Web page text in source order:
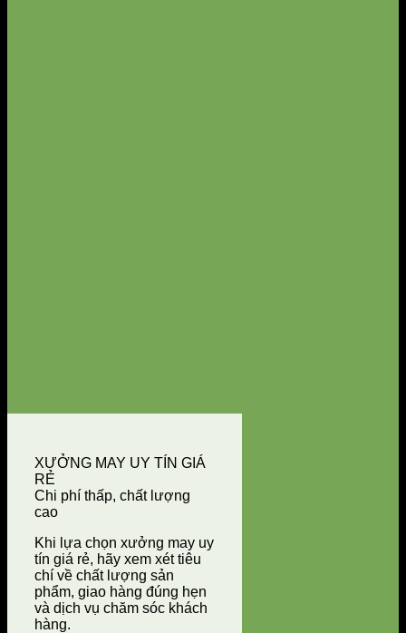
XƯỞNG MAY UY TÍN GIÁ
RẺ
Chi phí thấp, chất lượng
cao
Khi lựa chọn xưởng may uy
tín giá rẻ, hãy xem xét tiêu
chí về chất lượng sản
phẩm, giao hàng đúng hẹn
và dịch vụ chăm sóc khách
hàng.